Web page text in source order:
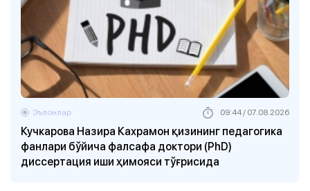
Кучкарова Назира Кахрамон қизининг педагогика
фанлари бўйича фалсафа доктори (PhD)
диссертация иши ҳимояси тўғрисида
Эълонлар 09:44 / 07.08.2026